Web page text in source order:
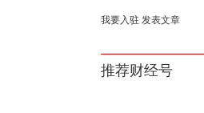
我要入驻 发表文章
推荐财经号